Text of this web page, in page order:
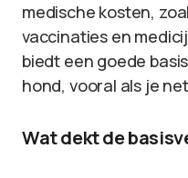
medische kosten,
vaccinaties en
biedt een goede
hond, vooral als je
Wat dekt de